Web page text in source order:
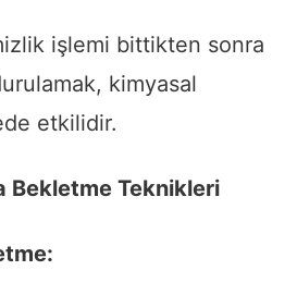
işlemi bittikten sonra
kimyasal
etkilidir.
Bekletme Teknikleri